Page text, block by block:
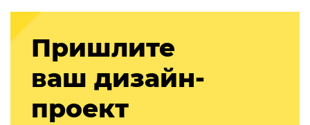
Пришлите
ваш дизайн-
проект